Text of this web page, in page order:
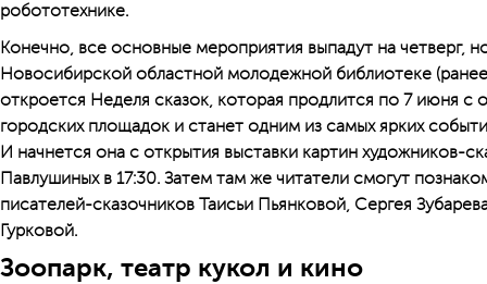
робототехнике.
Конечно, все основные мероприятия выпадут на четверг,
Новосибирской областной молодежной биб­лиотеке
откроется Неделя сказок, которая продлится по 7 июня с
городских площадок и станет одним из самых ярких
И начнется она с открытия выставки картин художников-
Павлушиных в 17:30. Затем там же читатели смогут
писателей-сказочников Таисьи Пьянковой, Сергея
Гурковой.
Зоопарк, театр кукол и кино